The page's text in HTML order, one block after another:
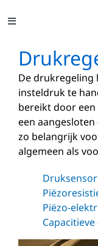
toToggle
Oplossingen
Toepassingen
Projecten
Woordenlijst
Contact
De drukregeling
insteldruk te
bereikt door
een aangesloten
zo belangrijk
algemeen als
Druksensor
Piëzo-